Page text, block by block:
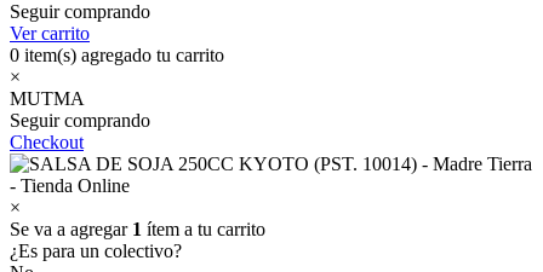
Seguir comprando
Ver carrito
0 item(s) agregado tu carrito
×
MUTMA
Seguir comprando
Checkout
×
Se va a agregar 1 ítem a tu carrito
¿Es para un colectivo?